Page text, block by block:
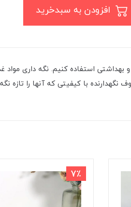
بهداشتی استفاده کنیم. نگه داری
با کیفیتی که آنها را تازه نگه
7٪